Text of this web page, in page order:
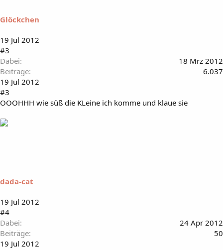
Glöckchen
19 Jul 2012
#3
Dabei
18 Mrz 2012
Beiträge
6.037
19 Jul 2012
#3
OOOHHH wie süß die KLeine ich komme und klaue sie
dada-cat
19 Jul 2012
#4
Dabei
24 Apr 2012
Beiträge
50
19 Jul 2012